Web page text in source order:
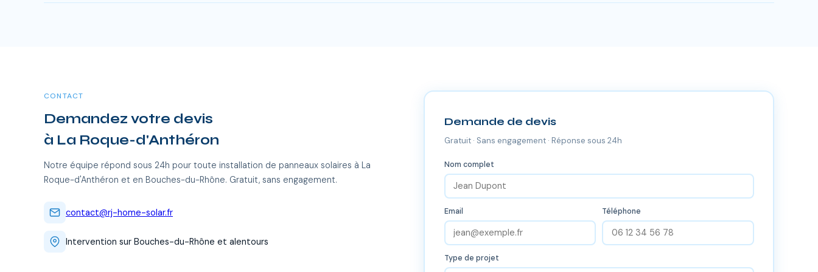
CONTACT
Demandez votre devis
à La Roque-d'Anthéron
Notre équipe répond sous 24h pour toute installation de panneaux solaires à La
Roque-d'Anthéron et en Bouches-du-Rhône. Gratuit, sans engagement.
contact@rj-home-solar.fr
Intervention sur Bouches-du-Rhône et alentours
Demande de devis
Gratuit · Sans engagement · Réponse sous 24h
Nom complet
Email Téléphone
Type de projet